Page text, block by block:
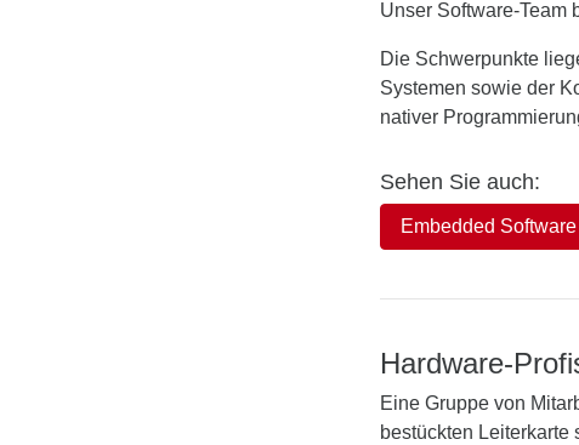
Unser Software-Team
Die Schwerpunkte
Systemen sowie der
nativer
Sehen Sie auch:
Embedded Software
Hardware-
Eine Gruppe von
bestückten Leiterkarte